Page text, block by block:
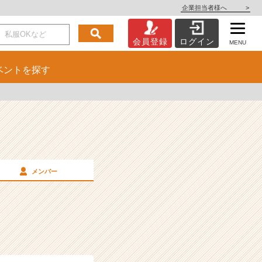
企業担当者様へ >
会員登録 ログイン MENU
ント を探す
メンバー